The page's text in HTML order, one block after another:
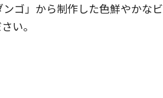
ゴ」から制作した色鮮やかなビ
い。